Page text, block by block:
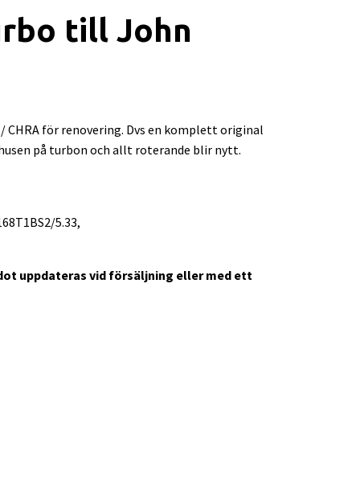
till John
för renovering. Dvs en komplett original
på turbon och allt roterande blir nytt.
5.33,
uppdateras vid försäljning eller med ett